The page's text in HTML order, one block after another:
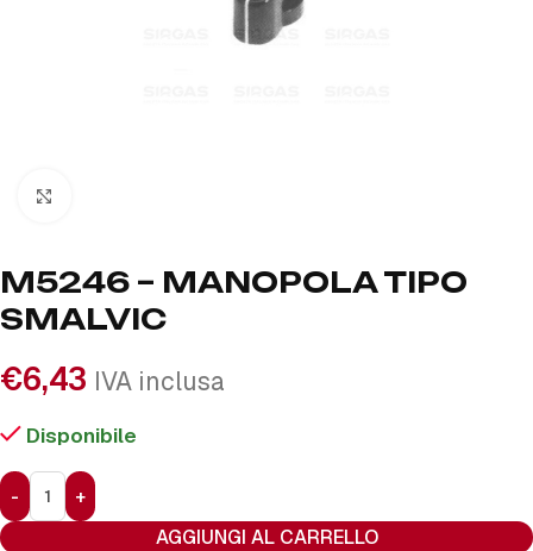
M5246 – MANOPOLA TIPO
SMALVIC
€6,43 IVA inclusa
Disponibile
AGGIUNGI AL CARRELLO